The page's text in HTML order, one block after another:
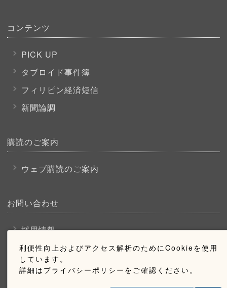
利便性向上およびアクセス解析のためにCookieを使用
しています。
詳細はプライバシーポリシーをご確認ください。
コンテンツ
PICK UP
タブロイド事件簿
フィリピン経済短信
新聞論調
購読のご案内
ウェブ購読のご案内
お問い合わせ
採用情報
お問い合わせ
広告掲載のご案内